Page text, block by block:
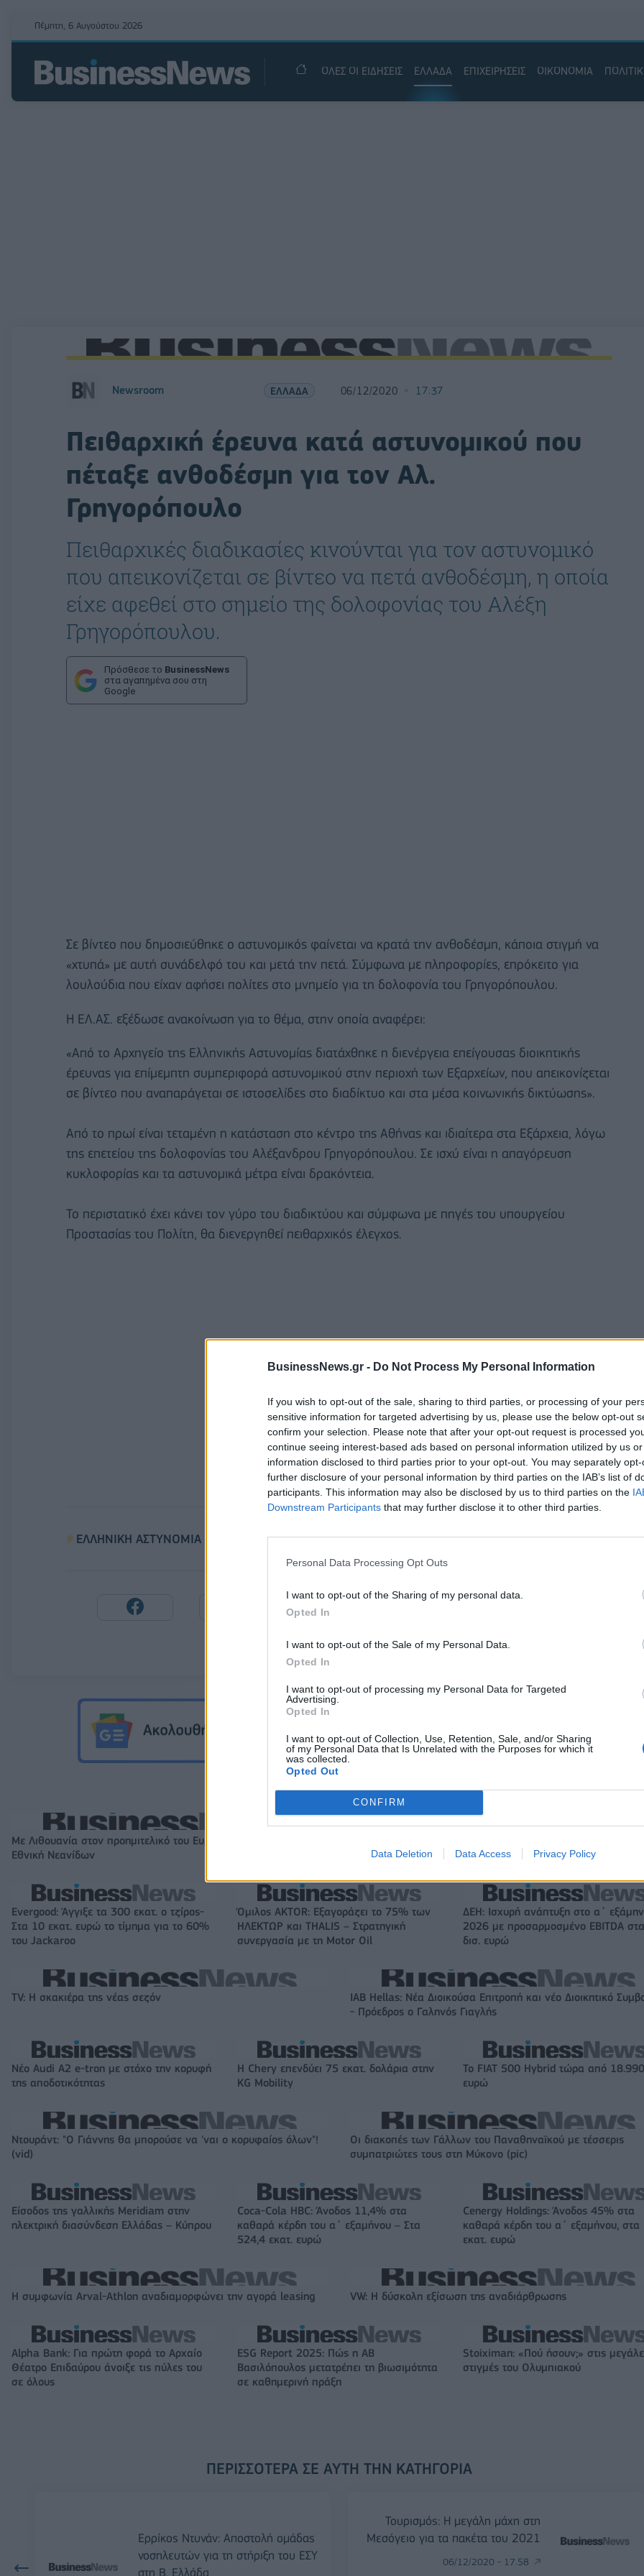
BusinessNews.gr - Do Not Process My Personal Information
If you wish to opt-out of the sale, sharing to third parties, or processing of your
sensitive information for targeted advertising by us, please use the below opt-out
confirm your selection. Please note that after your opt-out request is processed
continue seeing interest-based ads based on personal information utilized by us
information disclosed to third parties prior to your opt-out. You may separately
further disclosure of your personal information by third parties on the IAB’s list of
participants. This information may also be disclosed by us to third parties on the
Downstream Participants that may further disclose it to other third parties.
Personal Data Processing Opt Outs
I want to opt-out of the Sharing of my personal data.
Opted In
I want to opt-out of the Sale of my Personal Data.
Opted In
I want to opt-out of processing my Personal Data for Targeted
Advertising.
Opted In
I want to opt-out of Collection, Use, Retention, Sale, and/or Sharing
of my Personal Data that Is Unrelated with the Purposes for which it
was collected.
Opted Out
CONFIRM
Data Deletion Data Access Privacy Policy
Πέμπτη, 6 Αυγούστου 2026
ΟΛΕΣ ΟΙ ΕΙΔΗΣΕΙΣ ΕΛΛΑΔΑ ΕΠΙΧΕΙΡΗΣΕΙΣ ΟΙΚΟΝΟΜΙΑ
Newsroom ΕΛΛΑΔΑ 06/12/2020 17:37
Πειθαρχική έρευνα κατά αστυνομικού που
πέταξε ανθοδέσμη για τον Αλ.
Γρηγορόπουλο
Πειθαρχικές διαδικασίες κινούνται για τον αστυνομικό
που απεικονίζεται σε βίντεο να πετά ανθοδέσμη, η οποία
είχε αφεθεί στο σημείο της δολοφονίας του Αλέξη
Γρηγορόπουλου.
Πρόσθεσε το BusinessNews
στα αγαπημένα σου στη
Google
Σε βίντεο που δημοσιεύθηκε ο αστυνομικός φαίνεται να κρατά την ανθοδέσμη, κάποια στιγμή να
«χτυπά» με αυτή συνάδελφό του και μετά την πετά. Σύμφωνα με πληροφορίες, επρόκειτο για
λουλούδια που είχαν αφήσει πολίτες στο μνημείο για τη δολοφονία του Γρηγορόπουλου.
Η ΕΛ.ΑΣ. εξέδωσε ανακοίνωση για το θέμα, στην οποία αναφέρει:
«Από το Αρχηγείο της Ελληνικής Αστυνομίας διατάχθηκε η διενέργεια επείγουσας διοικητικής
έρευνας για επίμεμπτη συμπεριφορά αστυνομικού στην περιοχή των Εξαρχείων, που απεικονίζεται
σε βίντεο που αναπαράγεται σε ιστοσελίδες στο διαδίκτυο και στα μέσα κοινωνικής δικτύωσης».
Από το πρωί είναι τεταμένη η κατάσταση στο κέντρο της Αθήνας και ιδιαίτερα στα Εξάρχεια, λόγω
της επετείου της δολοφονίας του Αλέξανδρου Γρηγορόπουλου. Σε ισχύ είναι η απαγόρευση
κυκλοφορίας και τα αστυνομικά μέτρα είναι δρακόντεια.
Το περιστατικό έχει κάνει τον γύρο του διαδικτύου και σύμφωνα με πηγές του υπουργείου
Προστασίας του Πολίτη, θα διενεργηθεί πειθαρχικός έλεγχος.
ΕΛΛΗΝΙΚΗ ΑΣΤΥΝΟΜΙΑ ΕΠΕΤΕΙΟΣ ΔΟΛΟΦΟΝΙΑΣ ΑΛΕΞΗ ΓΡΗΓΟΡΟΠΟΥΛΟΥ
Με Λιθουανία στον προημιτελικό του Ευρωπαϊκού Β' κατ. η
Εθνική Νεανίδων
παίκτης του Πανιώνιου
Evergood: Άγγιξε τα 300 εκατ. ο τζίρος-
Στα 10 εκατ. ευρώ το τίμημα για το 60%
του Jackaroo
Όμιλος AKTOR: Εξαγοράζει το 75% των
ΗΛΕΚΤΩΡ και THALIS – Στρατηγική
συνεργασία με τη Motor Oil
ΔΕΗ: Ισχυρή ανάπτυξη στο α΄
2026 με προσαρμοσμένο EBITDA
δισ. ευρώ
TV: Η σκακιέρα της νέας σεζόν
IAB Hellas: Νέα Διοικούσα Επιτροπή και νέο Διοικητικό
- Πρόεδρος ο Γαληνός Γιαγλής
Νέο Audi A2 e-tron με στόχο την κορυφή
της αποδοτικότητας
Η Chery επενδύει 75 εκατ. δολάρια στην
KG Mobility
Το FIAT 500 Hybrid τώρα από 18.990
ευρώ
Ντουράντ: "Ο Γιάννης θα μπορούσε να 'ναι ο κορυφαίος όλων"!
(vid)
Οι διακοπές των Γάλλων του Παναθηναϊκού με τέσσερις
συμπατριώτες τους στη Μύκονο (pic)
Είσοδος της γαλλικής Meridiam στην
ηλεκτρική διασύνδεση Ελλάδας – Κύπρου
Coca-Cola HBC: Άνοδος 11,4% στα
καθαρά κέρδη του α΄ εξαμήνου – Στα
524,4 εκατ. ευρώ
Cenergy Holdings: Άνοδος 45% στα
καθαρά κέρδη του α΄ εξαμήνου,
εκατ. ευρώ
Η συμφωνία Arval-Athlon αναδιαμορφώνει την αγορά leasing VW: Η δύσκολη εξίσωση της αναδιάρθρωσης
Alpha Bank: Για πρώτη φορά το Αρχαίο
Θέατρο Επιδαύρου άνοιξε τις πύλες του
σε όλους
ESG Report 2025: Πώς η ΑΒ
Βασιλόπουλος μετατρέπει τη βιωσιμότητα
σε καθημερινή πράξη
Stoiximan: «Πού ήσουν;» στις
στιγμές του Ολυμπιακού
ΠΕΡΙΣΣΌΤΕΡΑ ΣΕ ΑΥΤΉ ΤΗΝ ΚΑΤΗΓΟΡΊΑ
Ερρίκος Ντυνάν: Αποστολή ομάδας
νοσηλευτών για τη στήριξη του ΕΣΥ
στη Β. Ελλάδα
Τουρισμός: Η μεγάλη μάχη στη
Μεσόγειο για τα πακέτα του 2021
06/12/2020 - 17:58